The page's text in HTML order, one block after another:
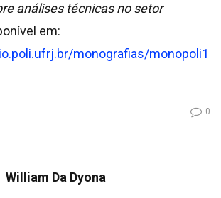
análises técnicas no setor
em:
monografias/monopoli1
0
William Da Dyona